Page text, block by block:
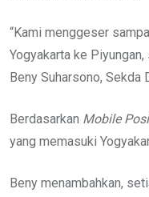
“Kami menggeser
Yogyakarta ke Piyungan,
Beny Suharsono,
Berdasarkan Mobile
yang memasuki
Beny menambahkan,